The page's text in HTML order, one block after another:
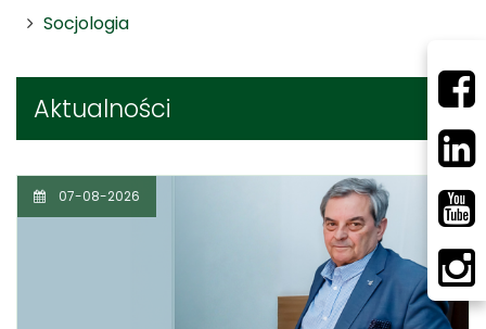
Socjologia
Aktualności
07-08-2026